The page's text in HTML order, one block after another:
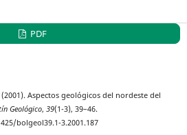
PDF
(2001). Aspectos geológicos del nordeste del
Geológico,39(1-3), 39–46.
bolgeol39.1-3.2001.187